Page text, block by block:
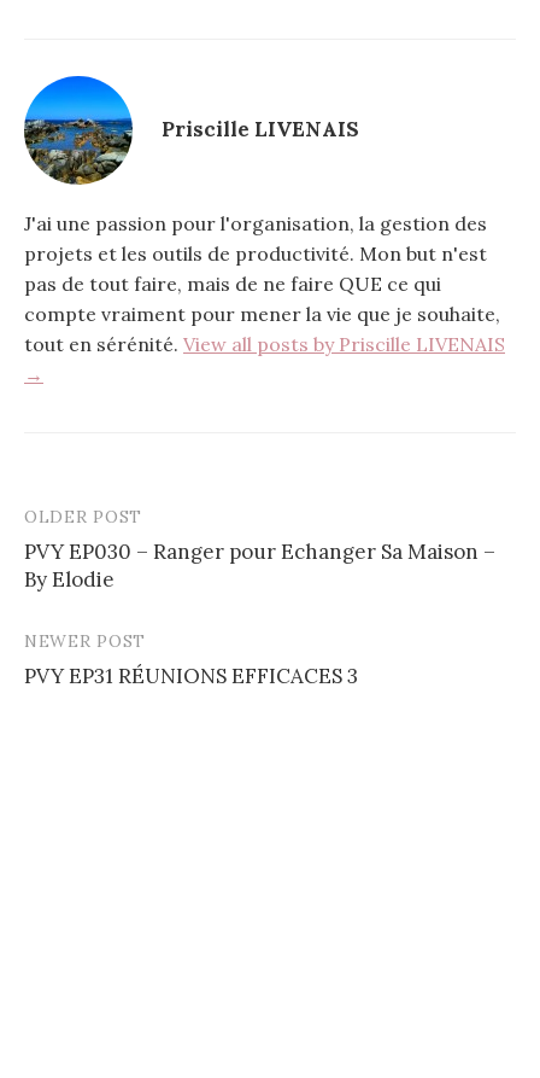
b
o
o
k
e n
Priscille LIVENAIS
J'ai une passion pour l'organisation, la gestion des
projets et les outils de productivité. Mon but n'est
pas de tout faire, mais de ne faire QUE ce qui
compte vraiment pour mener la vie que je souhaite,
tout en sérénité. View all posts by Priscille LIVENAIS
→
Post
navigation
OLDER POST
PVY EP030 – Ranger pour Echanger Sa Maison –
By Elodie
NEWER POST
PVY EP31 RÉUNIONS EFFICACES 3